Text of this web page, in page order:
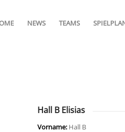
NEWS TEAMS
Hall B Elisias
Vorname: Hall B